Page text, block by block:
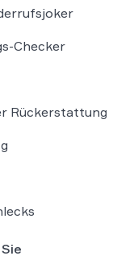
Checker
Rückerstattung